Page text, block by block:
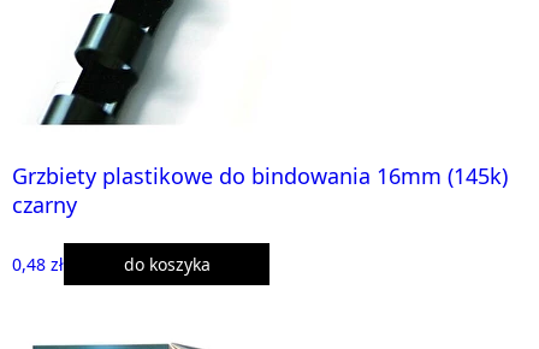
Grzbiety plastikowe do bindowania 16mm (145k)
czarny
0,48 zł do koszyka